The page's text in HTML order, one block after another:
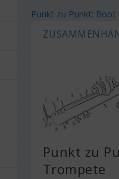
Punkt zu Punkt: Boot
Punkt zu
Trompete